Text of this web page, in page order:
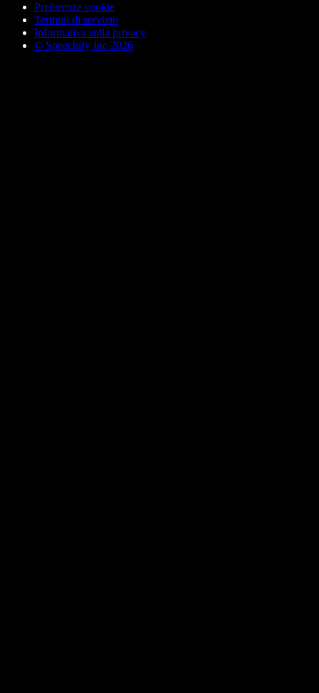
Preferenze cookie
Termini di servizio
Informativa sulla privacy
© Speechify Inc 2026